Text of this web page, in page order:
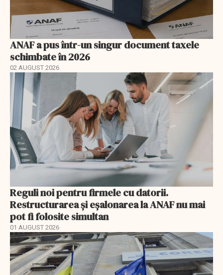
ANAF a pus într-un singur document taxele
schimbate în 2026
02 AUGUST 2026
Reguli noi pentru firmele cu datorii.
Restructurarea și eșalonarea la ANAF nu mai
pot fi folosite simultan
01 AUGUST 2026